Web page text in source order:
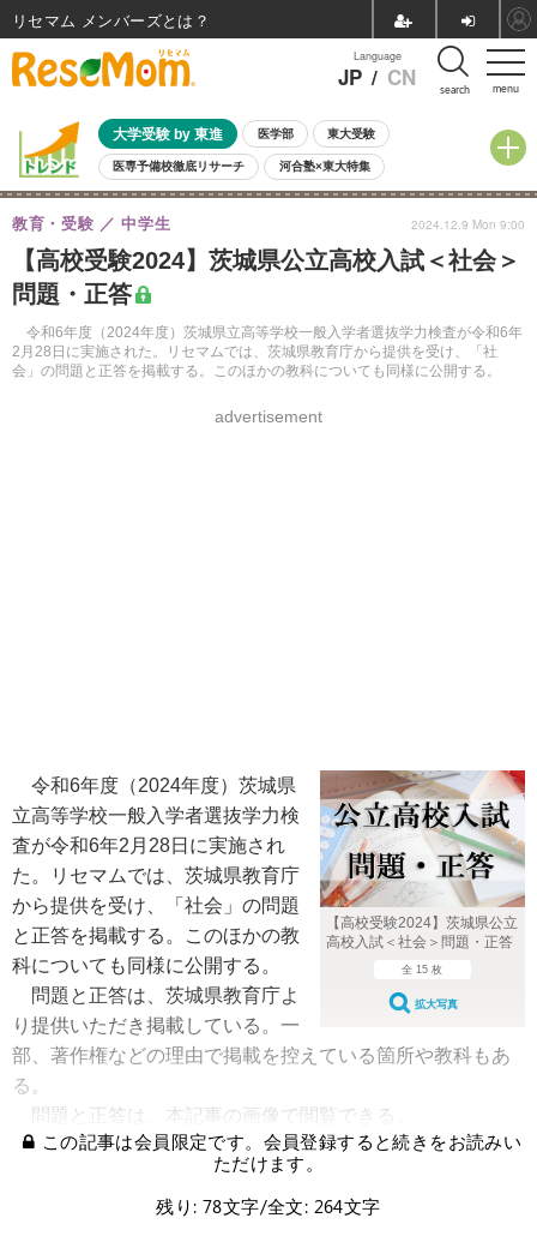
menu
Language
JP / CN search
大学受験 by 東進 医学部 東大受験
医専予備校徹底リサーチ 河合塾×東大特集
親子で考える大学選び 高校受験 中学受験 小学校受験
共通テスト 夏休み
8月開催イベント・WS 全国公立高校 過去問 人気記事
自由研究教材（小学生向け）
【高校受験2024】茨城県公立高校入試＜社会＞
問題・正答
令和6年度（2024年度）茨城県立高等学校一般入学者選抜学力検査が令和6年
2月28日に実施された。リセマムでは、茨城県教育庁から提供を受け、「社
会」の問題と正答を掲載する。このほかの教科についても同様に公開する。
教育・受験 中学生
advertisement
2024.12.9 Mon 9:00
【高校受験2024】茨城県公立
高校入試＜社会＞問題・正答
全 15 枚
拡大写真
令和6年度（2024年度）茨城県
立高等学校一般入学者選抜学力検
査が令和6年2月28日に実施され
た。リセマムでは、茨城県教育庁
から提供を受け、「社会」の問題
と正答を掲載する。このほかの教
科についても同様に公開する。
問題と正答は、茨城県教育庁よ
り提供いただき掲載している。一
部、著作権などの理由で掲載を控えている箇所や教科もあ
る。
問題と正答は、本記事の画像で閲覧できる。
この記事は会員限定です。会員登録すると続きをお読みい
ただけます。
残り: 78文字/全文: 264文字
リセマム メンバーズ